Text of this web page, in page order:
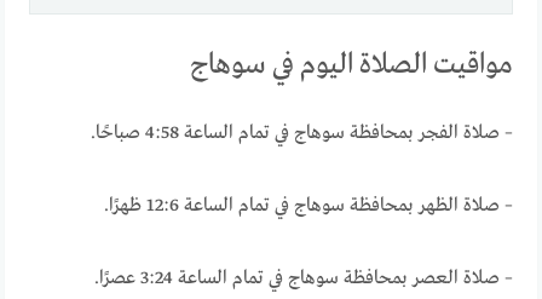
مواقيت الصلاة اليوم في سوهاج
– صلاة الفجر بمحافظة سوهاج في تمام الساعة 4:58 صباحًا.
– صلاة الظهر بمحافظة سوهاج في تمام الساعة 12:6 ظهرًا.
– صلاة العصر بمحافظة سوهاج في تمام الساعة 3:24 عصرًا.